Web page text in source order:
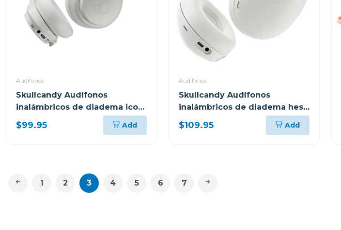
Audifonos
Skullcandy Audífonos
inalámbricos de diadema icon
anc bone orange s5iow
$99.95 Add
Audifonos
Skullcandy Audífonos
inalámbricos de diadema hesh
bone 360 s6how
$109.95 Add
1 2 3 4 5 6 7